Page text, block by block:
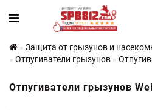
Защита от грызунов и
Отпугиватели грызунов
Отпугиватели грызунов